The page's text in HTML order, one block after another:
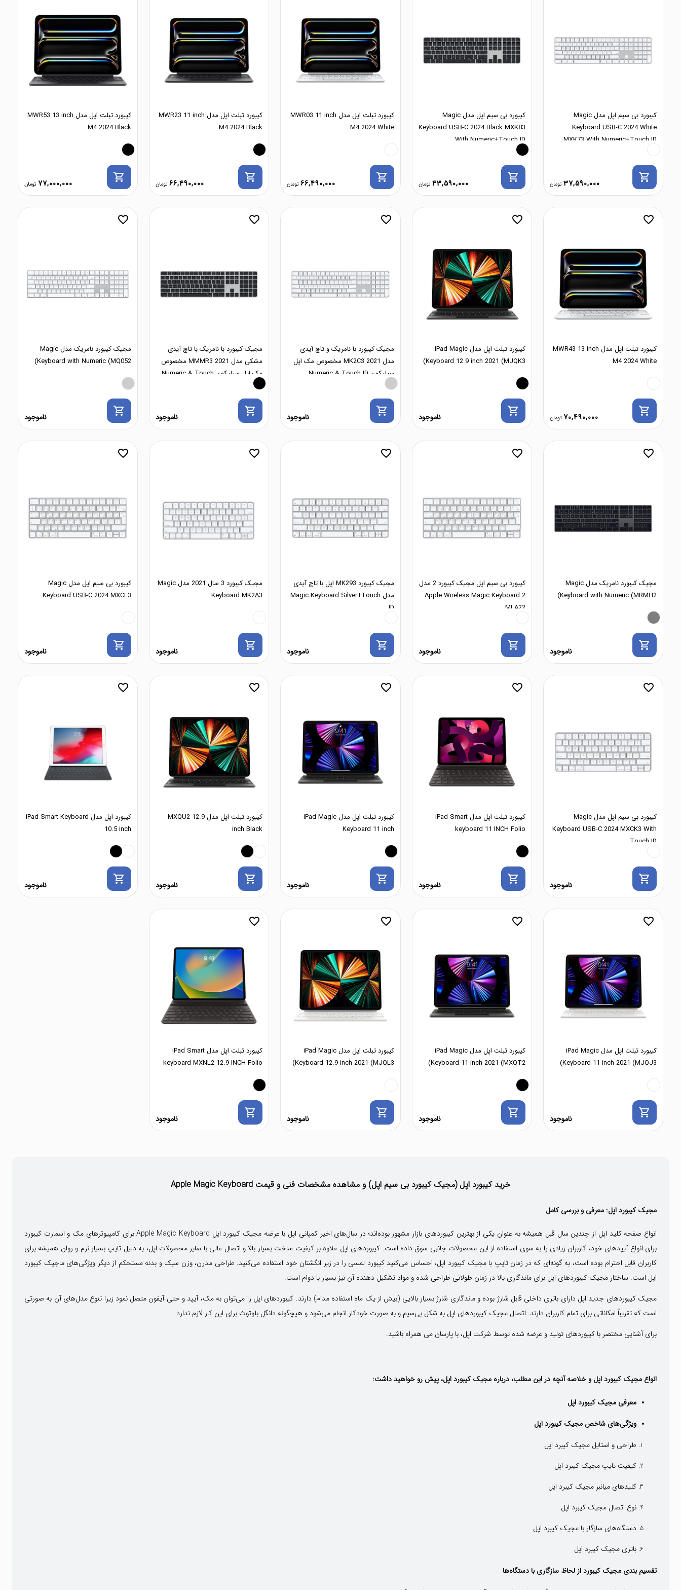
کیبورد بی سیم اپل مدل Magic
Keyboard USB-C 2024 White
MXK73 With Numeric+Touch ID
37,590,000
shopping_cart
کیبورد بی سیم اپل مدل Magic
Keyboard USB-C 2024 Black MXK83
With Numeric+Touch ID
43,590,000
shopping_cart
کیبورد تبلت اپل مدل MWR03 11 inch
M4 2024 White
66,490,000
shopping_cart
کیبورد تبلت اپل مدل MWR23 11 inch
M4 2024 Black
66,490,000
shopping_cart
کیبورد تبلت اپل مدل MWR53 13 inch
M4 2024 Black
77,000,000
shopping_cart
favorite_border
کیبورد تبلت اپل مدل MWR43 13 inch
M4 2024 White
70,490,000
shopping_cart
favorite_border
کیبورد تبلت اپل مدل iPad Magic
Keyboard 12.9 inch 2021 (MJQK3)
ناموجود
shopping_cart
favorite_border
مجیک کیبورد با نامریک و تاچ آیدی
مدل MK2C3 2021 مخصوص مک اپل
سیلیکون Numeric & Touch ID
ناموجود
shopping_cart
favorite_border
مجیک کیبورد با نامریک با تاچ آیدی
مشکی مدل MMMR3 2021 مخصوص
مک اپل سیلیکون Numeric & Touch
ID
ناموجود
shopping_cart
favorite_border
مجیک کیبورد نامریک مدل Magic
Keyboard with Numeric (MQ052)
ناموجود
shopping_cart
favorite_border
مجیک کیبورد نامریک مدل Magic
Keyboard with Numeric (MRMH2)
ناموجود
shopping_cart
favorite_border
کیبورد بی سیم اپل مجیک کیبورد 2 مدل
Apple Wireless Magic Keyboard 2
MLA22
ناموجود
shopping_cart
favorite_border
مجیک کیبورد MK293 اپل با تاچ آیدی
مدل Magic Keyboard Silver+Touch
ID
ناموجود
shopping_cart
favorite_border
مجیک کیبورد 3 سال 2021 مدل Magic
Keyboard MK2A3
ناموجود
shopping_cart
favorite_border
کیبورد بی سیم اپل مدل Magic
Keyboard USB-C 2024 MXCL3
ناموجود
shopping_cart
favorite_border
کیبورد بی سیم اپل مدل Magic
Keyboard USB-C 2024 MXCK3 With
Touch ID
ناموجود
shopping_cart
favorite_border
کیبورد تبلت اپل مدل iPad Smart
keyboard 11 INCH Folio
ناموجود
shopping_cart
favorite_border
کیبورد تبلت اپل مدل iPad Magic
Keyboard 11 inch
ناموجود
shopping_cart
favorite_border
کیبورد تبلت اپل مدل MXQU2 12.9
inch Black
ناموجود
shopping_cart
favorite_border
کیبورد اپل مدل iPad Smart Keyboard
10.5 inch
ناموجود
shopping_cart
favorite_border
کیبورد تبلت اپل مدل iPad Magic
Keyboard 11 inch 2021 (MJQJ3)
ناموجود
shopping_cart
favorite_border
کیبورد تبلت اپل مدل iPad Magic
Keyboard 11 inch 2021 (MXQT2)
ناموجود
shopping_cart
favorite_border
کیبورد تبلت اپل مدل iPad Magic
Keyboard 12.9 inch 2021 (MJQL3)
ناموجود
shopping_cart
favorite_border
کیبورد تبلت اپل مدل iPad Smart
keyboard MXNL2 12.9 INCH Folio
ناموجود
shopping_cart
خرید کیبورد اپل (مجیک کیبورد بی سیم اپل) و مشاهده مشخصات فنی و قیمت Apple Magic Keyboard
مجیک کیبورد اپل: معرفی و بررسی کامل
انواع صفحه کلید اپل از چندین سال قبل همیشه به عنوان یکی از بهترین‌ کیبوردهای بازار مشهور بوده‌اند؛ در سال‌های اخیر کمپانی اپل با عرضه مجیک کیبورد اپل Apple Magic Keyboard برای کامپیوترهای مک و اسمارت کیبورد
برای انواع آیپدهای خود، کاربران زیادی را به سوی استفاده از این محصولات جانبی سوق داده است. کیبوردهای اپل علاوه بر کیفیت ساخت بسیار بالا و اتصال عالی با سایر محصولات اپل، به دلیل تایپ بسیار نرم و روان همیشه برای
کاربران قابل احترام بوده است، به گونه‌ای که در زمان تایپ با مجیک کیبورد اپل، احساس می‌کنید کیبورد لمسی را در زیر انگشتان خود استفاده می‌کنید. طراحی مدرن، وزن سبک و بدنه مستحکم از دیگر ویژگی‌های ماجیک کیبورد
اپل است. ساختار مجیک کیبوردهای اپل برای ماندگاری بالا در زمان طولانی طراحی شده و مواد تشکیل دهنده آن نیز بسیار با دوام است.
مجیک کیبوردهای جدید اپل دارای باتری داخلی قابل شارژ بوده و ماندگاری شارژ بسیار بالایی (بیش از یک ماه استفاده مدام) دارند. کیبوردهای اپل را می‌توان به مک، آیپد و حتی آیفون متصل نمود زیرا تنوع مدل‌های آن به صورتی
است که تقریباً امکاناتی برای تمام کاربران دارند. اتصال مجیک کیبوردهای اپل به شکل بی‌سیم و به صورت خودکار انجام می‌شود و هیچگونه دانگل بلوتوث برای این کار لازم ندارد.
برای آشنایی مختصر با کیبوردهای تولید و عرضه شده توسط شرکت اپل، با پارسان می همراه باشید.
انواع مجیک کیبورد اپل و خلاصه آنچه در این مطلب، درباره مجیک کیبورد اپل، پیش رو خواهید داشت:
معرفی مجیک کیبورد اپل
ویژگی‌های شاخص مجیک کیبورد اپل
طراحی و استایل مجیک کیبرد اپل
کیفیت تایپ مجیک کیبرد اپل
کلیدهای میانبر مجیک کیبرد اپل
نوع اتصال مجیک کیبرد اپل
دستگاه‌های سازگار با مجیک کیبرد اپل
باتری مجیک کیبرد اپل
تقسیم بندی مجیک کیبورد از لحاظ سازگاری با دستگاه‌ها